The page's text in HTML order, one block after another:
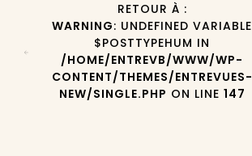
RETOUR À :
WARNING: UNDEFINED VARIABLE
$POSTTYPEHUM IN
/HOME/ENTREVB/WWW/WP-
CONTENT/THEMES/ENTREVUES-
NEW/SINGLE.PHP ON LINE 147